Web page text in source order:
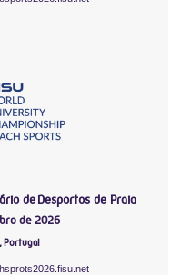
de Desportos de Praia
de 2026
Portugal